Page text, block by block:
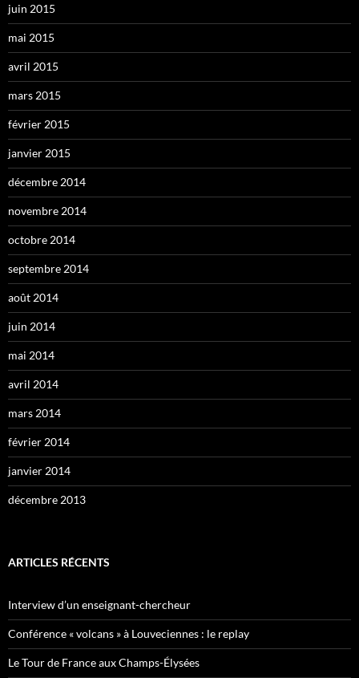
juin 2015
mai 2015
avril 2015
mars 2015
février 2015
janvier 2015
décembre 2014
novembre 2014
octobre 2014
septembre 2014
août 2014
juin 2014
mai 2014
avril 2014
mars 2014
février 2014
janvier 2014
décembre 2013
ARTICLES RÉCENTS
Interview d’un enseignant-chercheur
Conférence « volcans » à Louveciennes : le replay
Le Tour de France aux Champs-Élysées